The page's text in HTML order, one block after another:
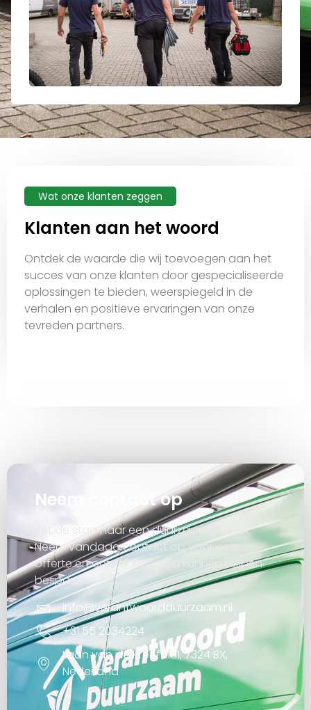
Wat onze klanten zeggen
Klanten aan het woord
Ontdek de waarde die wij toevoegen aan het
succes van onze klanten door gespecialiseerde
oplossingen te bieden, weerspiegeld in de
verhalen en positieve ervaringen van onze
tevreden partners.
Neem contact op
Zet de stap naar een duurzaam project.
Neem vandaag contact op voor een
offerte en ontdek hoe wij u kunnen helpen
besparen.
info@verantwoordduurzaam.nl
+31 55 2034224
Laan van de Kreeft 181, 7324 BX,
Nederland